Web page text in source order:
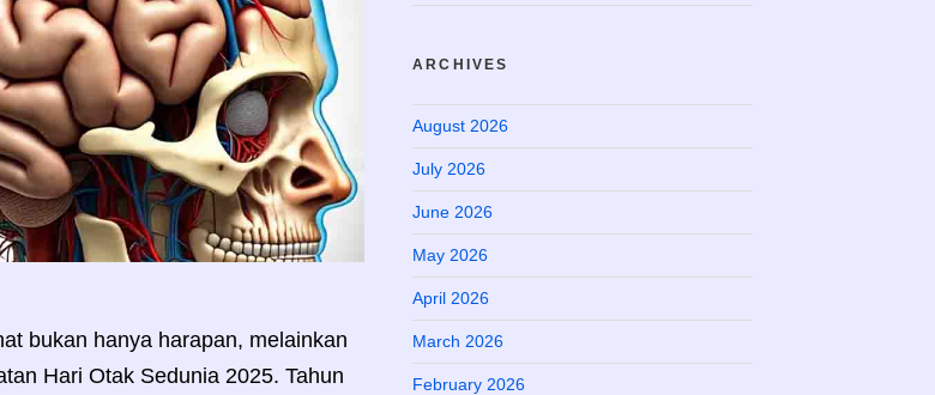
bukan hanya harapan, melainkan
Hari Otak Sedunia 2025. Tahun
ARCHIVES
August 2026
July 2026
June 2026
May 2026
April 2026
March 2026
February 2026